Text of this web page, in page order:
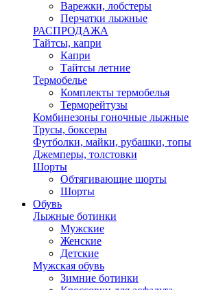
Варежки, лобстеры
Перчатки лыжные
РАСПРОДАЖА
Тайтсы, капри
Капри
Тайтсы летние
Термобелье
Комплекты термобелья
Терморейтузы
Комбинезоны гоночные лыжные
Трусы, боксеры
Футболки, майки, рубашки, топы
Джемперы, толстовки
Шорты
Обтягивающие шорты
Шорты
Обувь
Лыжные ботинки
Мужские
Женские
Детские
Мужская обувь
Зимние ботинки